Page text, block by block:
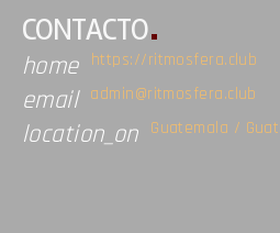
CONTACTO
home https://ritmosfera.club
email admin@ritmosfera.club
location_on Guatemala /